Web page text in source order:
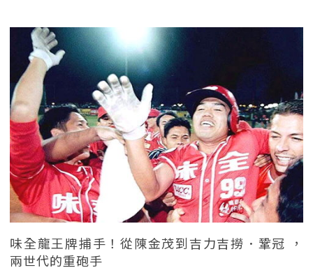
味全龍王牌捕手！從陳金茂到吉力吉撈．鞏冠 ，
兩世代的重砲手